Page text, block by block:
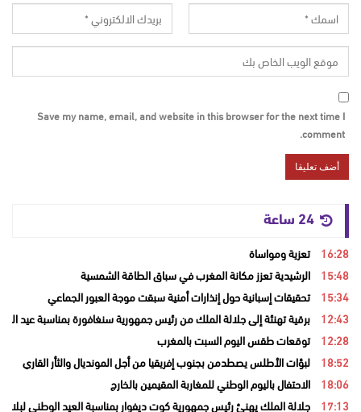
Save my name, email, and website in this browser for the next time I
comment.
16:28 تعزية ومواساة
15:48 الرشيدية تعزز مكانة المغرب في سباق الطاقة الشمسية
15:34 تحقيقات إسبانية حول إنذارات أمنية سبقت موجة العبور الجماعي
12:43 برقية تهنئة إلى جلالة الملك من رئيس جمهورية سنغافورة بمناسبة عيد
12:28 توقعات طقس اليوم السبت بالمغرب
18:52 لبؤات الأطلس يصطدمن بجنوب إفريقيا من أجل المونديال والثأر القاري
18:06 الاحتفال باليوم الوطني للمغاربة المقيمين بالخارج
17:13 جلالة الملك يهنئ رئيس جمهورية كوت ديفوار بمناسبة العيد الوطني لبلاده